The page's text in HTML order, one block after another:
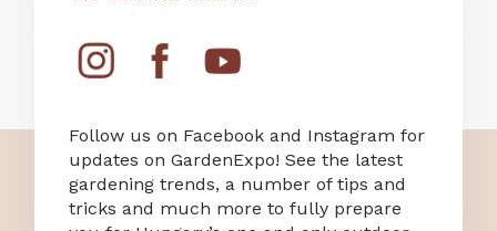
Follow us on Facebook and Instagram for
updates on GardenExpo! See the latest
gardening trends, a number of tips and
tricks and much more to fully prepare